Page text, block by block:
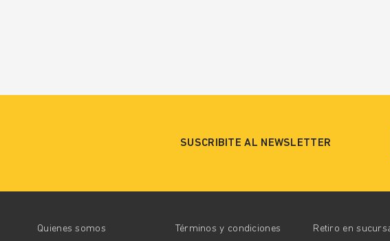
SUSCRIBITE AL NEWSLETTER
Quienes somos Términos y condiciones Retiro en